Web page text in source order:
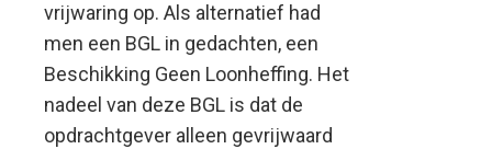
vrijwaring op. Als alternatief had
men een BGL in gedachten, een
Beschikking Geen Loonheffing. Het
nadeel van deze BGL is dat de
opdrachtgever alleen gevrijwaard